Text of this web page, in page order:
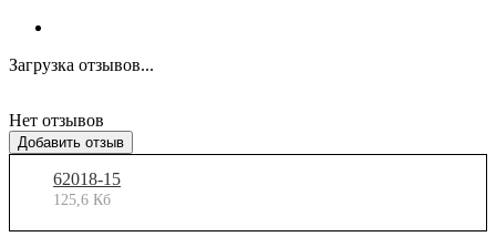
Загрузка отзывов...
Нет отзывов
Добавить отзыв
62018-15
125,6 Кб